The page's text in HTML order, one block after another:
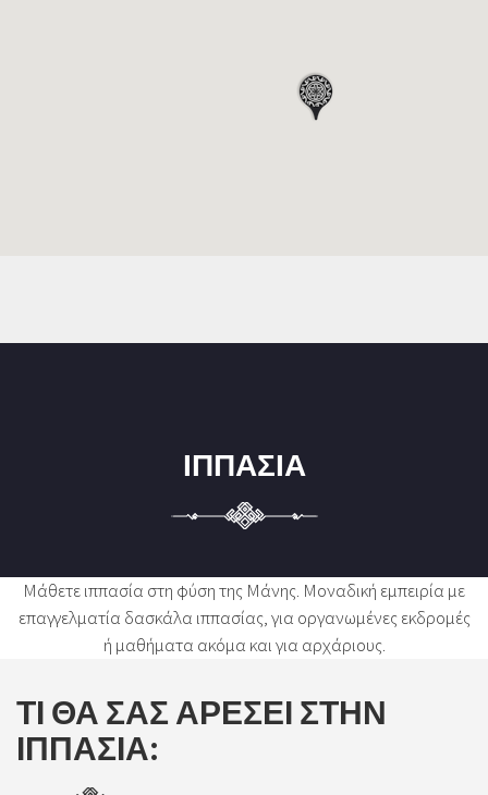
ΙΠΠΑΣΙΑ
Μάθετε ιππασία στη φύση της Μάνης. Μοναδική εμπειρία με
επαγγελματία δασκάλα ιππασίας, για οργανωμένες εκδρομές
ή μαθήματα ακόμα και για αρχάριους.
ΤΙ ΘΑ ΣΑΣ ΑΡΕΣΕΙ ΣΤΗΝ
ΙΠΠΑΣΙΑ: